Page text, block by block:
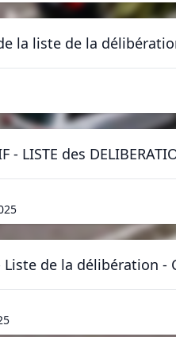
la liste de la
- LISTE des
de la délibération -